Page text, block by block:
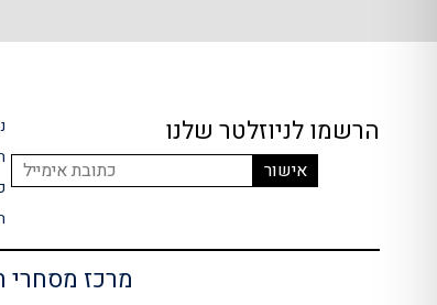
הרשמו לניוזלטר שלנו
מרכז מסחרי ת.ד. 754, אלקנה